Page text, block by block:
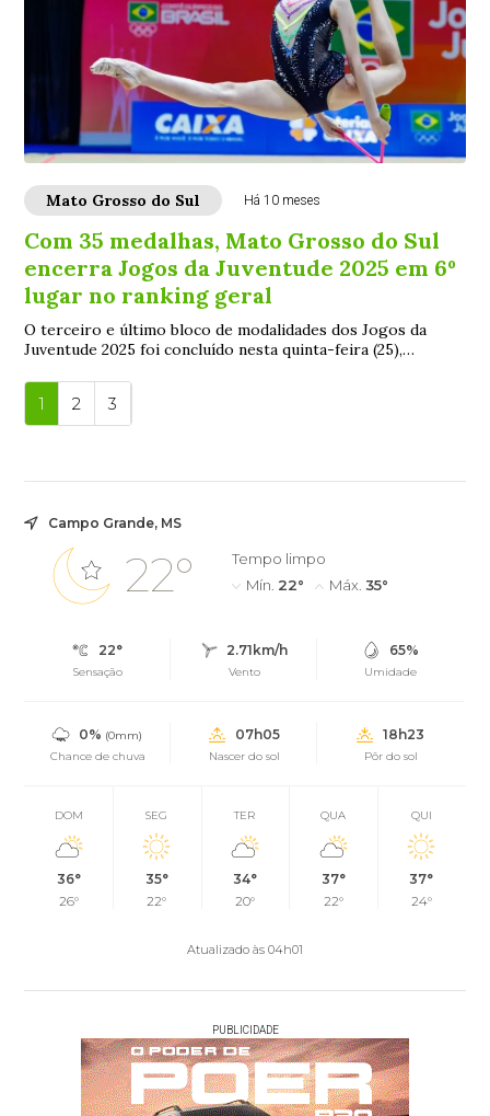
Mato Grosso do Sul Há 10 meses
Com 35 medalhas, Mato Grosso do Sul
encerra Jogos da Juventude 2025 em 6º
lugar no ranking geral
O terceiro e último bloco de modalidades dos Jogos da
Juventude 2025 foi concluído nesta quinta-feira (25),
1 2 3
Campo Grande, MS
22°
Tempo limpo
Mín. 22° Máx. 35°
22°
Sensação
2.71km/h
Vento
65%
Umidade
0% (0mm)
Chance de chuva
07h05
Nascer do sol
18h23
Pôr do sol
DOM
36°
26°
SEG
35°
22°
TER
34°
20°
QUA
37°
22°
QUI
37°
24°
Atualizado às 04h01
PUBLICIDADE